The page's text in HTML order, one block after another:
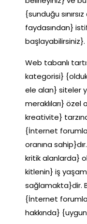
{sunduğu
faydasından}
başlayabilirsiniz}.
Web tabanlı
kategorisi}
ele alan} siteler
meraklıları} özel
kreativite}
{İnternet
oranına
kritik alanlarda}
kitlenin} iş
sağlamakta}dir.
{İnternet
hakkında}